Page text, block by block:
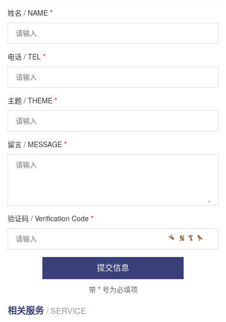
姓名 / NAME *
电话 / TEL *
主题 / THEME *
留言 / MESSAGE *
验证码 / Verification Code *
提交信息
带 *号为必填项
相关服务/ SERVICE